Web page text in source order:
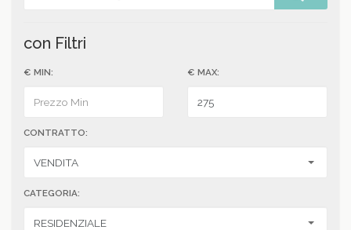
con Filtri
€ MIN: € MAX:
CONTRATTO:
CATEGORIA: